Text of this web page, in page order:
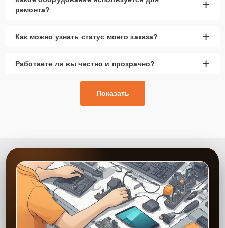
ремонта?
+
Как можно узнать статус моего заказа? +
Работаете ли вы честно и прозрачно? +
Показать